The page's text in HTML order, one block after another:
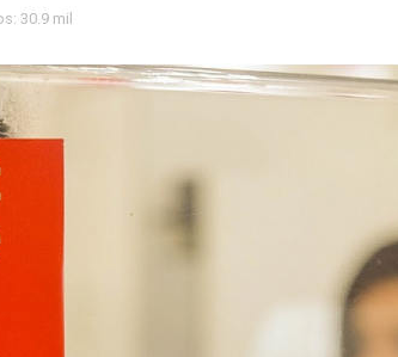
30.9 mil